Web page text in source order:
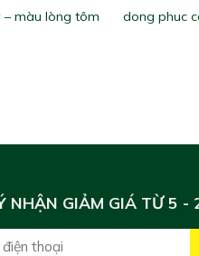
màu lòng tôm
dong phuc
NHẬN GIẢM GIÁ TỪ 5 -